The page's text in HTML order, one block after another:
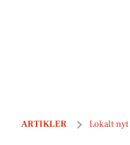
ARTIKLER Lokalt nyt
Knap 8.000